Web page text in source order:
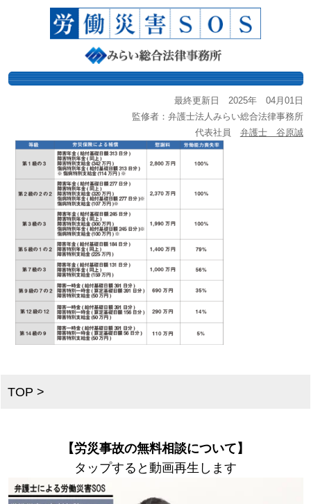
最終更新日 2025年 04月01日
監修者：弁護士法人みらい総合法律事務所
代表社員 弁護士 谷原誠
TOP >
【労災事故の無料相談について】
タップすると動画再生します